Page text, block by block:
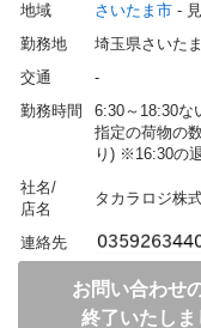
地域
さいたま市 -
勤務地
埼玉県さいた
交通
-
勤務時間
6:30～18:30な
指定の荷物の
り) ※16:30の
社名/
店名
タカラロジ株
連絡先
お問い合わせ
終了いたしま